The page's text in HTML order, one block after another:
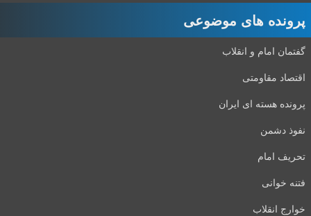
پرونده های موضوعی
گفتمان امام و انقلاب
اقتصاد مقاومتی
پرونده هسته ای ایران
نفوذ دشمن
تحریف امام
فتنه خوانی
خوارج انقلاب